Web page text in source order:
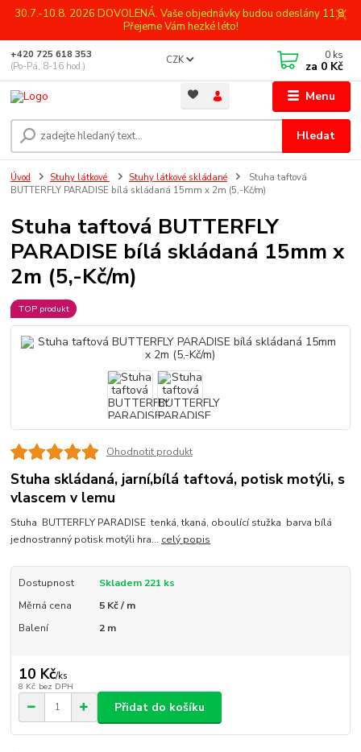
30.7.-10.8. 2026 DOVOLENÁ. Vaše objednávky budou odeslány 11.8.
Přejeme Vám hezké léto!
Menu
CZK
Hledat
+420 725 618 353
(Po-Pá, 8-16 hod.)
0 ks
za 0 Kč
Úvod Stuhy látkové Stuhy látkové skládané
Stuha taftová
BUTTERFLY PARADISE bílá skládaná 15mm x 2m (5,-Kč/m)
Stuha taftová BUTTERFLY
PARADISE bílá skládaná 15mm x
2m (5,-Kč/m)
TOP produkt
Ohodnotit produkt
Stuha skládaná, jarní,bílá taftová, potisk motýli, s
vlascem v lemu
Stuha BUTTERFLY PARADISE tenká, tkaná, oboulící stužka barva bílá
jednostranný potisk motýli hra... celý popis
Dostupnost
Skladem 221 ks
Měrná cena
5 Kč / m
Balení
2 m
10 Kč/ks
8 Kč bez DPH
Přidat do košíku